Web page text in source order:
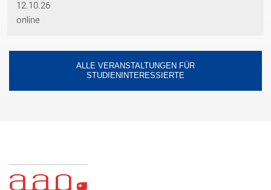
12.10.26
online
ALLE VERANSTALTUNGEN FÜR
STUDIENINTERESSIERTE